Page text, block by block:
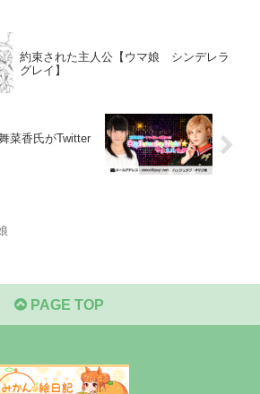
約束された主人公【ウマ娘 シンデレラ
グレイ】
菜香氏がTwitter
PAGE TOP